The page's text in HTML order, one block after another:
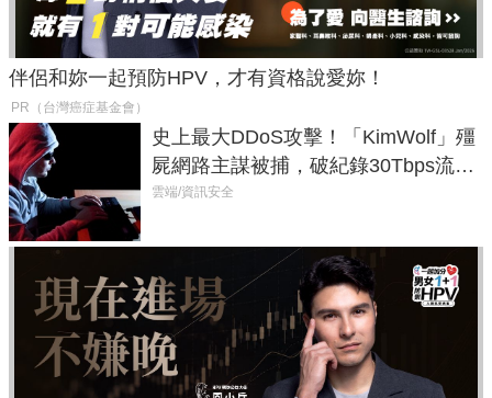
伴侶和妳一起預防HPV，才有資格說愛妳！
PR（台灣癌症基金會）
史上最大DDoS攻擊！「KimWolf」殭
屍網路主謀被捕，破紀錄30Tbps流量
癱瘓全球！
雲端/資訊安全